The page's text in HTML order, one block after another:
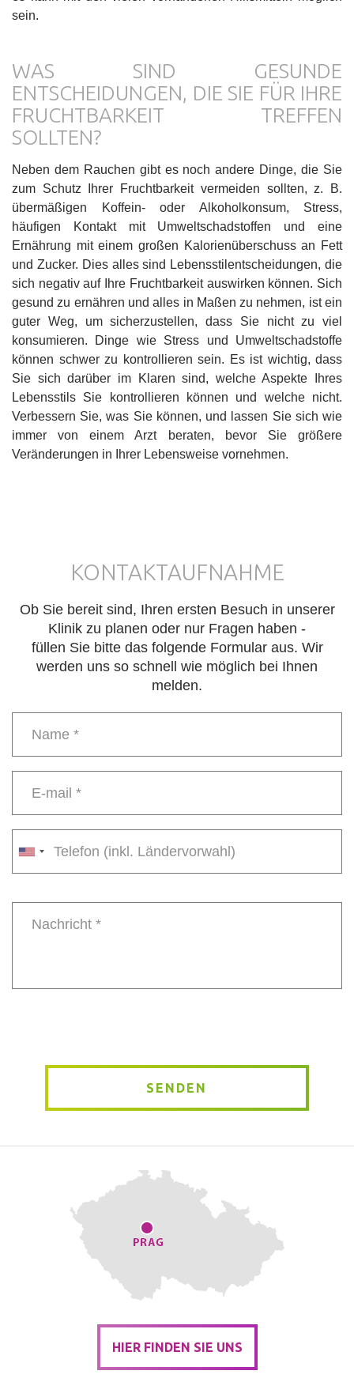
sein.
WAS SIND GESUNDE
ENTSCHEIDUNGEN, DIE SIE FÜR IHRE
FRUCHTBARKEIT TREFFEN
SOLLTEN?
Neben dem Rauchen gibt es noch andere Dinge, die Sie
zum Schutz Ihrer Fruchtbarkeit vermeiden sollten, z. B.
übermäßigen Koffein- oder Alkoholkonsum, Stress,
häufigen Kontakt mit Umweltschadstoffen und eine
Ernährung mit einem großen Kalorienüberschuss an Fett
und Zucker. Dies alles sind Lebensstilentscheidungen, die
sich negativ auf Ihre Fruchtbarkeit auswirken können. Sich
gesund zu ernähren und alles in Maßen zu nehmen, ist ein
guter Weg, um sicherzustellen, dass Sie nicht zu viel
konsumieren. Dinge wie Stress und Umweltschadstoffe
können schwer zu kontrollieren sein. Es ist wichtig, dass
Sie sich darüber im Klaren sind, welche Aspekte Ihres
Lebensstils Sie kontrollieren können und welche nicht.
Verbessern Sie, was Sie können, und lassen Sie sich wie
immer von einem Arzt beraten, bevor Sie größere
Veränderungen in Ihrer Lebensweise vornehmen.
KONTAKTAUFNAHME
Ob Sie bereit sind, Ihren ersten Besuch in unserer
Klinik zu planen oder nur Fragen haben -
füllen Sie bitte das folgende Formular aus. Wir
werden uns so schnell wie möglich bei Ihnen
melden.
number
SENDEN
HIER FINDEN SIE UNS